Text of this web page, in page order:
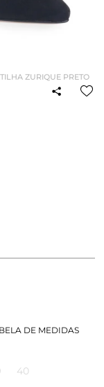
ZURIQUE PRETO
DE MEDIDAS
40